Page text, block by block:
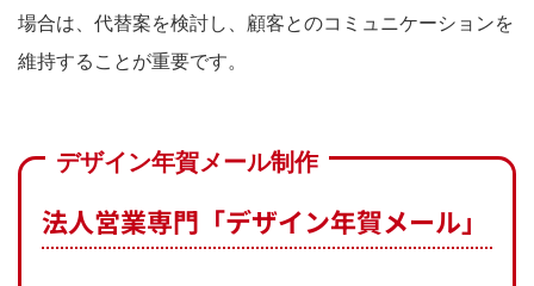
場合は、代替案を検討し、顧客とのコミュニケーションを
維持することが重要です。
デザイン年賀メール制作
法人営業専門「デザイン年賀メール」